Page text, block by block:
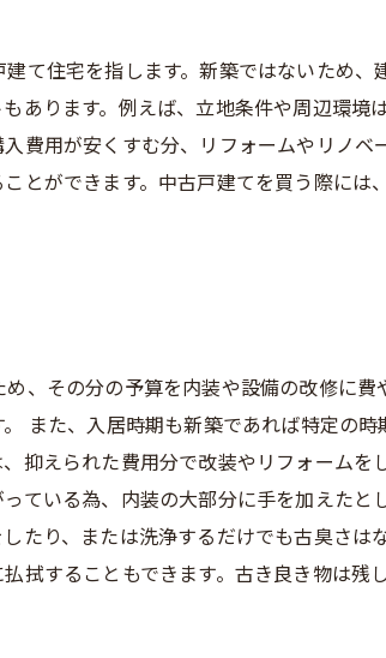
て住宅を指します。新築ではないため
あります。例えば、立地条件や周辺環
費用が安くすむ分、リフォームやリノ
とができます。中古戸建てを買う際に
、その分の予算を内装や設備の改修に
また、入居時期も新築であれば特定の
抑えられた費用分で改装やリフォーム
ている為、内装の大部分に手を加えた
たり、または洗浄するだけでも古臭さ
拭することもできます。古き良き物は